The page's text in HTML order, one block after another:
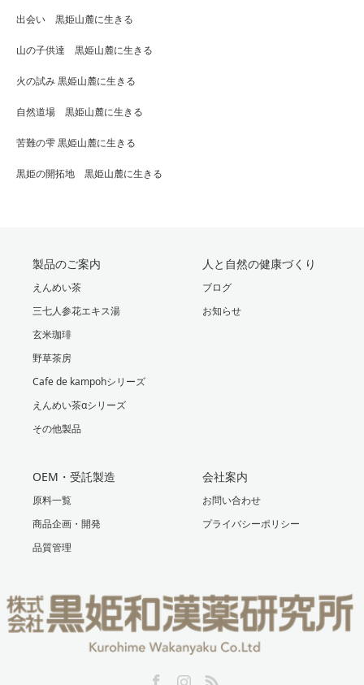
出会い 黒姫山麓に生きる
山の子供達 黒姫山麓に生きる
火の試み 黒姫山麓に生きる
自然道場 黒姫山麓に生きる
苦難の雫 黒姫山麓に生きる
黒姫の開拓地 黒姫山麓に生きる
製品のご案内
えんめい茶
三七人参花エキス湯
玄米珈琲
野草茶房
Cafe de kampohシリーズ
えんめい茶αシリーズ
その他製品
人と自然の健康づくり
ブログ
お知らせ
OEM・受託製造
原料一覧
商品企画・開発
品質管理
会社案内
お問い合わせ
プライバシーポリシー